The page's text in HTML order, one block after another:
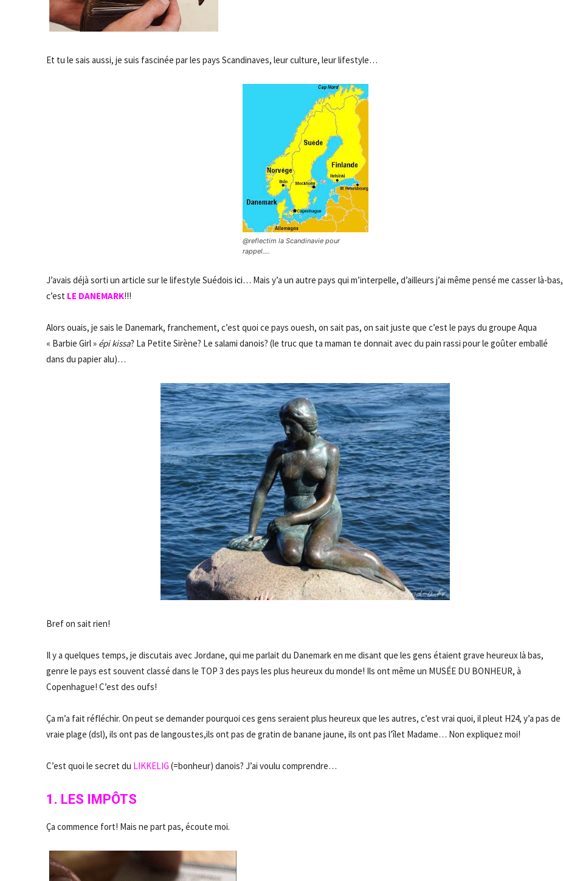
Et tu le sais aussi, je suis fascinée par les pays Scandinaves, leur culture, leur lifestyle…
@reflectim la Scandinavie pour
rappel….
J’avais déjà sorti un article sur le lifestyle Suédois ici… Mais y’a un autre pays qui m’interpelle, d’ailleurs j’ai même pensé me casser là-bas,
c’est LE DANEMARK!!!
Alors ouais, je sais le Danemark, franchement, c’est quoi ce pays ouesh, on sait pas, on sait juste que c’est le pays du groupe Aqua
« Barbie Girl » épi kissa? La Petite Sirène? Le salami danois? (le truc que ta maman te donnait avec du pain rassi pour le goûter emballé
dans du papier alu)…
Bref on sait rien!
Il y a quelques temps, je discutais avec Jordane, qui me parlait du Danemark en me disant que les gens étaient grave heureux là bas,
genre le pays est souvent classé dans le TOP 3 des pays les plus heureux du monde! Ils ont même un MUSÉE DU BONHEUR, à
Copenhague! C’est des oufs!
Ça m’a fait réfléchir. On peut se demander pourquoi ces gens seraient plus heureux que les autres, c’est vrai quoi, il pleut H24, y’a pas de
vraie plage (dsl), ils ont pas de langoustes,ils ont pas de gratin de banane jaune, ils ont pas l’îlet Madame… Non expliquez moi!
C’est quoi le secret du LIKKELIG (=bonheur) danois? J’ai voulu comprendre…
1. LES IMPÔTS
Ça commence fort! Mais ne part pas, écoute moi.